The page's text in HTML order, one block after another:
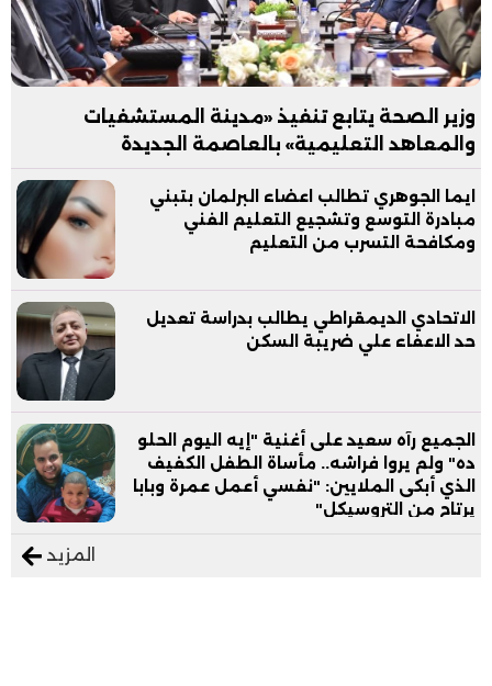
وزير الصحة يتابع تنفيذ «مدينة المستشفيات
والمعاهد التعليمية» بالعاصمة الجديدة
ايما الجوهري تطالب اعضاء البرلمان بتبني
مبادرة التوسع وتشجيع التعليم الفني
ومكافحة التسرب من التعليم
الاتحادي الديمقراطي يطالب بدراسة تعديل
حد الاعفاء علي ضريبة السكن
الجميع رآه سعيد على أغنية "إيه اليوم الحلو
ده" ولم يروا فراشه.. مأساة الطفل الكفيف
الذي أبكى الملايين: "نفسي أعمل عمرة وبابا
يرتاح من التروسيكل"
المزيد